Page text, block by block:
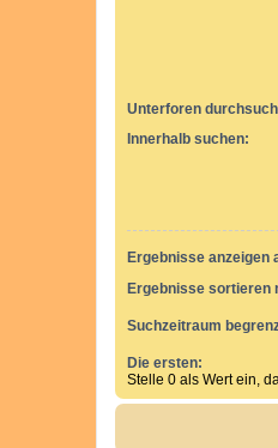
Unterforen
Innerhalb suchen:
Ergebnisse anzeigen
Ergebnisse sortieren
Suchzeitraum
Die ersten:
Stelle 0 als Wert ein,